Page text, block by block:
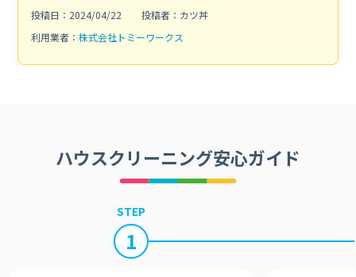
投稿日：2024/04/22
投稿者：カツ丼
利用業者： 株式会社トミーワークス
ハウスクリーニング安心ガイド
STEP
1